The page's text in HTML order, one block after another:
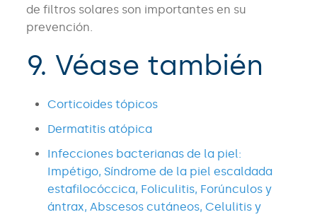
de filtros solares son importantes en su
prevención.
9. Véase también
Corticoides tópicos
Dermatitis atópica
Infecciones bacterianas de la piel:
Impétigo, Síndrome de la piel escaldada
estafilocóccica, Foliculitis, Forúnculos y
ántrax, Abscesos cutáneos, Celulitis y